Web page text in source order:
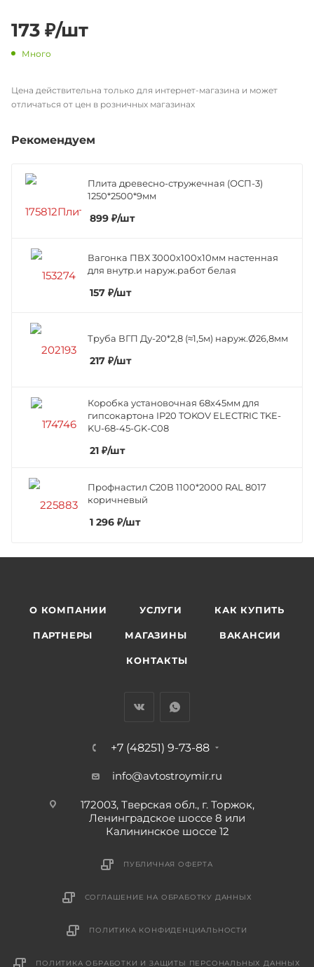
173 ₽/шт
Много
Цена действительна только для интернет-магазина и может
отличаться от цен в розничных магазинах
Рекомендуем
Плита древесно-стружечная (ОСП-3)
1250*2500*9мм
899 ₽/шт
Вагонка ПВХ 3000х100х10мм настенная
для внутр.и наруж.работ белая
157 ₽/шт
Труба ВГП Ду-20*2,8 (≈1,5м) наруж.Ø26,8мм
217 ₽/шт
Коробка установочная 68х45мм для
гипсокартона IP20 TOKOV ELECTRIC TKE-
KU-68-45-GK-C08
21 ₽/шт
Профнастил C20В 1100*2000 RAL 8017
коричневый
1 296 ₽/шт
О КОМПАНИИ УСЛУГИ КАК КУПИТЬ
ПАРТНЕРЫ МАГАЗИНЫ ВАКАНСИИ
КОНТАКТЫ
+7 (48251) 9-73-88
info@avtostroymir.ru
172003, Тверская обл., г. Торжок,
Ленинградское шоссе 8 или
Калининское шоссе 12
ПУБЛИЧНАЯ ОФЕРТА
СОГЛАШЕНИЕ НА ОБРАБОТКУ ДАННЫХ
ПОЛИТИКА КОНФИДЕНЦИАЛЬНОСТИ
ПОЛИТИКА ОБРАБОТКИ И ЗАЩИТЫ ПЕРСОНАЛЬНЫХ ДАННЫХ